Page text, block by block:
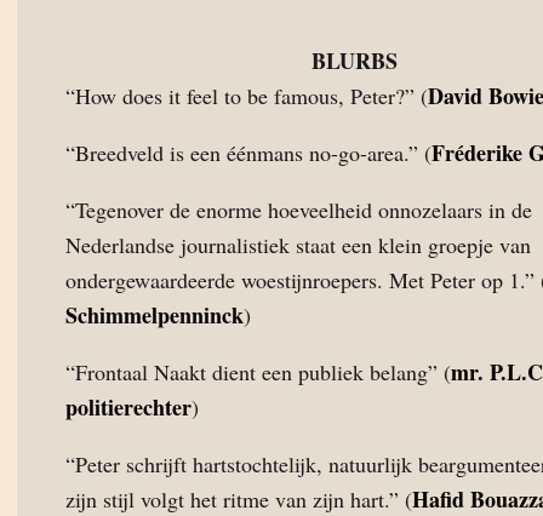
BLURBS
“How does it feel to be famous, Peter?” (David Bowie
“Breedveld is een éénmans no-go-area.” (Fréderike
“Tegenover de enorme hoeveelheid onnozelaars in de
Nederlandse journalistiek staat een klein groepje van
ondergewaardeerde woestijnroepers. Met Peter op 1.”
Schimmelpenninck)
“Frontaal Naakt dient een publiek belang” (mr.
politierechter)
“Peter schrijft hartstochtelijk, natuurlijk
zijn stijl volgt het ritme van zijn hart.” (Hafid